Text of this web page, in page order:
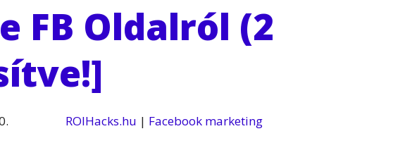
FB Oldalról (2
ROIHacks.hu | Facebook marketing